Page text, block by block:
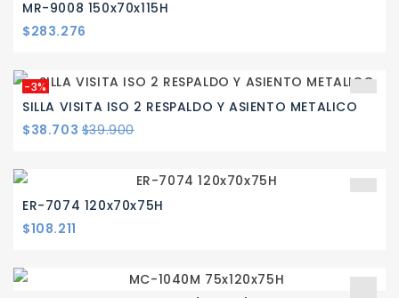
MR-9008 150x70x115H
Precio
$283.276
-3%
SILLA VISITA ISO 2 RESPALDO Y ASIENTO METALICO
Precio
$38.703 Precio
$39.900
ER-7074 120x70x75H
Precio
$108.211